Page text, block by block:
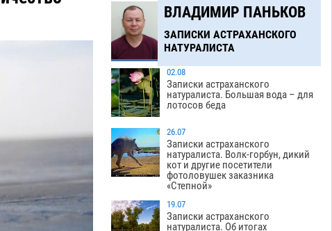
ВЛАДИМИР ПАНЬКОВ
ЗАПИСКИ АСТРАХАНСКОГО
НАТУРАЛИСТА
02.08
Записки астраханского
натуралиста. Большая вода – для
лотосов беда
26.07
Записки астраханского
натуралиста. Волк-горбун, дикий
кот и другие посетители
фотоловушек заказника
«Степной»
19.07
Записки астраханского
натуралиста. Об итогах